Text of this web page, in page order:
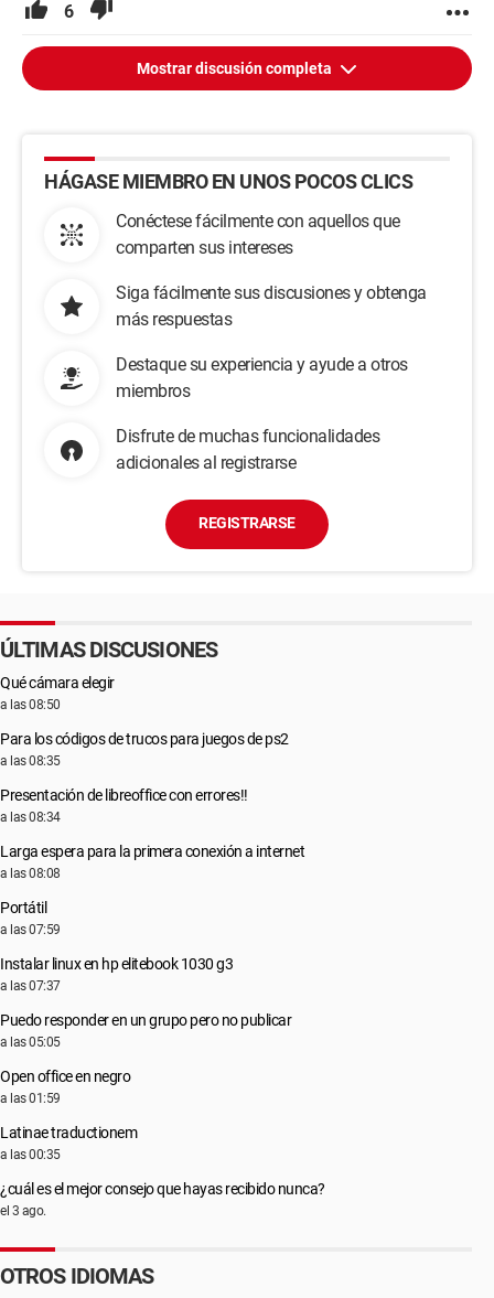
6
Mostrar discusión completa
HÁGASE MIEMBRO EN UNOS POCOS CLICS
Conéctese fácilmente con aquellos que
comparten sus intereses
Siga fácilmente sus discusiones y obtenga
más respuestas
Destaque su experiencia y ayude a otros
miembros
Disfrute de muchas funcionalidades
adicionales al registrarse
REGISTRARSE
ÚLTIMAS DISCUSIONES
Qué cámara elegir
a las 08:50
Para los códigos de trucos para juegos de ps2
a las 08:35
Presentación de libreoffice con errores!!
a las 08:34
Larga espera para la primera conexión a internet
a las 08:08
Portátil
a las 07:59
Instalar linux en hp elitebook 1030 g3
a las 07:37
Puedo responder en un grupo pero no publicar
a las 05:05
Open office en negro
a las 01:59
Latinae traductionem
a las 00:35
¿cuál es el mejor consejo que hayas recibido nunca?
el 3 ago.
OTROS IDIOMAS